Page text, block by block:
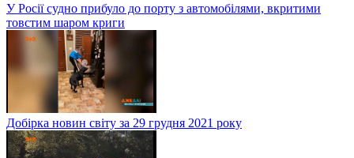
У Росії судно прибуло до порту з автомобілями, вкритими
товстим шаром криги
Добірка новин світу за 29 грудня 2021 року